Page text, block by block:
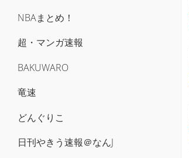
NBAまとめ！
超・マンガ速報
BAKUWARO
竜速
どんぐりこ
日刊やきう速報＠なんJ